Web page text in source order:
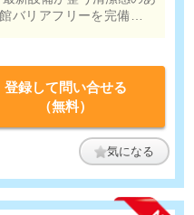
バリアフリーを完備して
登録して問い合せる
（無料）
気になる